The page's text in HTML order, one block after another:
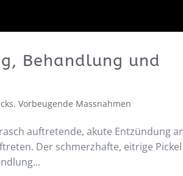
Behandlung und
,Vorbeugende Massnahmen
auftretende, akute Entzündung
Der schmerzhafte, eitrige Pickel